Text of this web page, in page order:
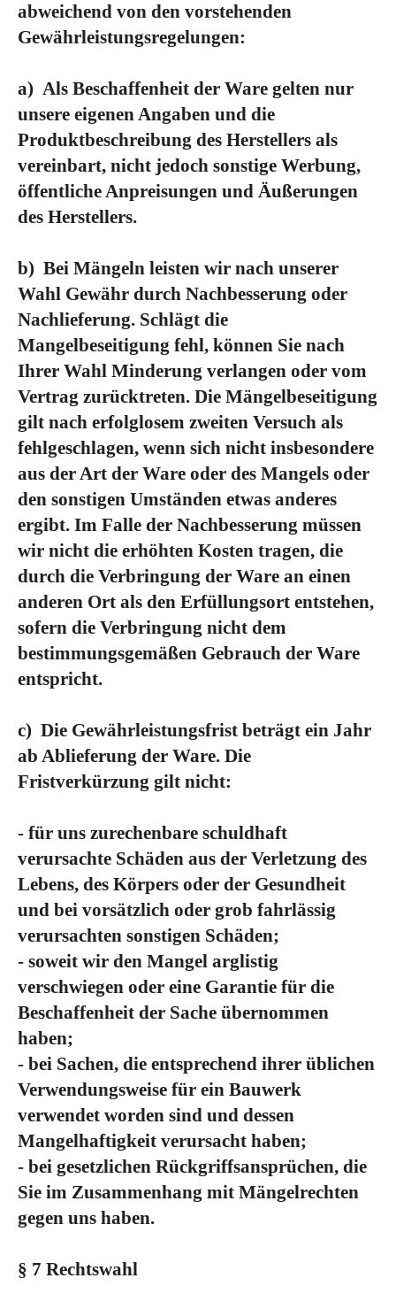
abweichend von den vorstehenden
Gewährleistungsregelungen:
a) Als Beschaffenheit der Ware gelten nur
unsere eigenen Angaben und die
Produktbeschreibung des Herstellers als
vereinbart, nicht jedoch sonstige Werbung,
öffentliche Anpreisungen und Äußerungen
des Herstellers.
b) Bei Mängeln leisten wir nach unserer
Wahl Gewähr durch Nachbesserung oder
Nachlieferung. Schlägt die
Mangelbeseitigung fehl, können Sie nach
Ihrer Wahl Minderung verlangen oder vom
Vertrag zurücktreten. Die Mängelbeseitigung
gilt nach erfolglosem zweiten Versuch als
fehlgeschlagen, wenn sich nicht insbesondere
aus der Art der Ware oder des Mangels oder
den sonstigen Umständen etwas anderes
ergibt. Im Falle der Nachbesserung müssen
wir nicht die erhöhten Kosten tragen, die
durch die Verbringung der Ware an einen
anderen Ort als den Erfüllungsort entstehen,
sofern die Verbringung nicht dem
bestimmungsgemäßen Gebrauch der Ware
entspricht.
c) Die Gewährleistungsfrist beträgt ein Jahr
ab Ablieferung der Ware. Die
Fristverkürzung gilt nicht:
- für uns zurechenbare schuldhaft
verursachte Schäden aus der Verletzung des
Lebens, des Körpers oder der Gesundheit
und bei vorsätzlich oder grob fahrlässig
verursachten sonstigen Schäden;
- soweit wir den Mangel arglistig
verschwiegen oder eine Garantie für die
Beschaffenheit der Sache übernommen
haben;
- bei Sachen, die entsprechend ihrer üblichen
Verwendungsweise für ein Bauwerk
verwendet worden sind und dessen
Mangelhaftigkeit verursacht haben;
- bei gesetzlichen Rückgriffsansprüchen, die
Sie im Zusammenhang mit Mängelrechten
gegen uns haben.
§ 7 Rechtswahl